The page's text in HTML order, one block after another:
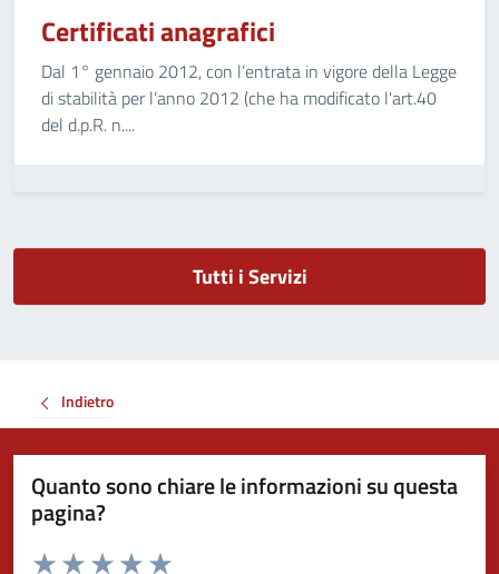
Certificati anagrafici
Dal 1° gennaio 2012, con l’entrata in vigore della Legge
di stabilità per l’anno 2012 (che ha modificato l'art.40
del d.p.R. n....
Tutti i Servizi
Indietro
Quanto sono chiare le informazioni su questa
pagina?
Valuta da 1 a 5 stelle la pagina